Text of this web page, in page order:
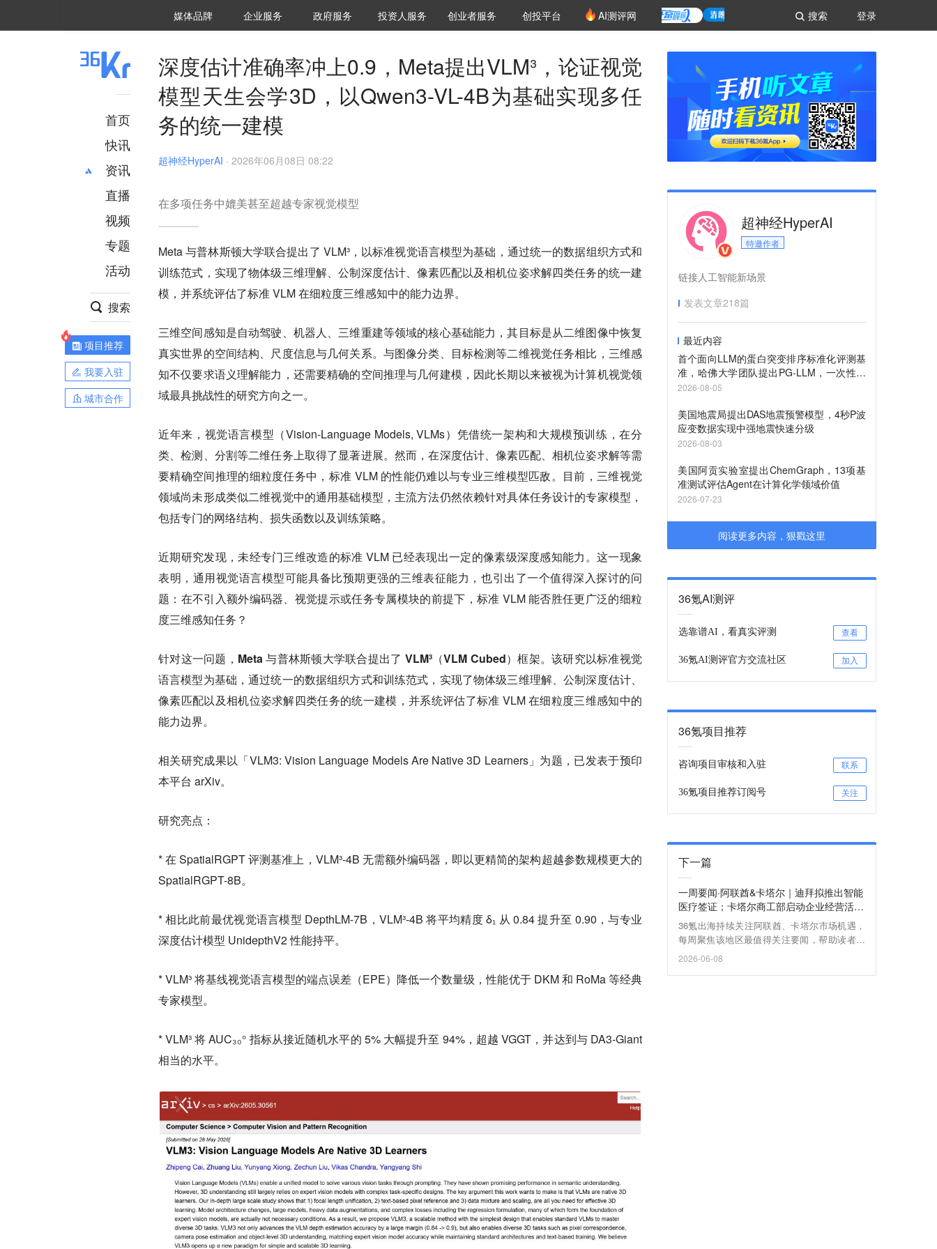
登录
搜索
媒体品牌 36Kr研究院
企业服务 城市之窗
政府服务 VClub投资机构库
投资机构职位推介
投资人服务 创投氪堂
创业者服务 创投平台 AI测评网
首页
快讯
资讯
推荐
财经
项目推荐
安徽
直播
视频
专题
活动
搜索
项目推荐
我要入驻
城市合作
深度估计准确率冲上0.9，Meta提出VLM³，论证视觉
模型天生会学3D，以Qwen3-VL-4B为基础实现多任
务的统一建模
超神经HyperAI · 2026年06月08日 08:22
在多项任务中媲美甚至超越专家视觉模型
Meta 与普林斯顿大学联合提出了 VLM³，以标准视觉语言模型为基础，通过统一的数据组织方式和
训练范式，实现了物体级三维理解、公制深度估计、像素匹配以及相机位姿求解四类任务的统一建
模，并系统评估了标准 VLM 在细粒度三维感知中的能力边界。
三维空间感知是自动驾驶、机器人、三维重建等领域的核心基础能力，其目标是从二维图像中恢复
真实世界的空间结构、尺度信息与几何关系。与图像分类、目标检测等二维视觉任务相比， 三维感
知不仅要求语义理解能力，还需要精确的空间推理与几何建模， 因此长期以来被视为计算机视觉领
域最具挑战性的研究方向之一。
近年来，视觉语言模型（Vision-Language Models, VLMs）凭借统一架构和大规模预训练，在分
类、检测、分割等二维任务上取得了显著进展。然而，在深度估计、像素匹配、相机位姿求解等需
要精确空间推理的细粒度任务中，标准 VLM 的性能仍难以与专业三维模型匹敌。目前，三维视觉
领域尚未形成类似二维视觉中的通用基础模型，主流方法仍然依赖针对具体任务设计的专家模型，
包括专门的网络结构、损失函数以及训练策略。
近期研究发现，未经专门三维改造的标准 VLM 已经表现出一定的像素级深度感知能力。这一现象
表明，通用视觉语言模型可能具备比预期更强的三维表征能力，也引出了一个值得深入探讨的问
题：在不引入额外编码器、视觉提示或任务专属模块的前提下，标准 VLM 能否胜任更广泛的细粒
度三维感知任务？
针对这一问题， Meta 与普林斯顿大学联合提出了 VLM³（VLM Cubed）框架。该研究以标准视觉
语言模型为基础，通过统一的数据组织方式和训练范式，实现了物体级三维理解、公制深度估计、
像素匹配以及相机位姿求解四类任务的统一建模，并系统评估了标准 VLM 在细粒度三维感知中的
能力边界。
相关研究成果以「VLM3: Vision Language Models Are Native 3D Learners」为题，已发表于预印
本平台 arXiv。
研究亮点：
* 在 SpatialRGPT 评测基准上，VLM³-4B 无需额外编码器，即以更精简的架构超越参数规模更大的
SpatialRGPT-8B。
* 相比此前最优视觉语言模型 DepthLM-7B，VLM³-4B 将平均精度 δ₁ 从 0.84 提升至 0.90，与专业
深度估计模型 UnidepthV2 性能持平。
* VLM³ 将基线视觉语言模型的端点误差（EPE）降低一个数量级，性能优于 DKM 和 RoMa 等经典
专家模型。
* VLM³ 将 AUC₃₀° 指标从接近随机水平的 5% 大幅提升至 94%，超越 VGGT，并达到与 DA3-Giant
相当的水平。
超神经HyperAI
特邀作者
链接人工智能新场景
发表文章218篇
最近内容
首个面向LLM的蛋白突变排序标准化评测基
准，哈佛大学团队提出PG-LLM，一次性测
评13款主流模型+95种专业模型
2026-08-05
美国地震局提出DAS地震预警模型，4秒P波
应变数据实现中强地震快速分级
2026-08-03
美国阿贡实验室提出ChemGraph，13项基
准测试评估Agent在计算化学领域价值
2026-07-23
阅读更多内容，狠戳这里
36氪AI测评
选靠谱AI，看真实评测 查看
36氪AI测评官方交流社区 加入
36氪项目推荐
咨询项目审核和入驻 联系
36氪项目推荐订阅号 关注
下一篇
一周要闻·阿联酋&卡塔尔｜迪拜拟推出智能
医疗签证；卡塔尔商工部启动企业经营活动
三阶段更新
36氪出海持续关注阿联酋、卡塔尔市场机遇，
每周聚焦该地区最值得关注要闻，帮助读者把
握出海商机。
2026-06-08